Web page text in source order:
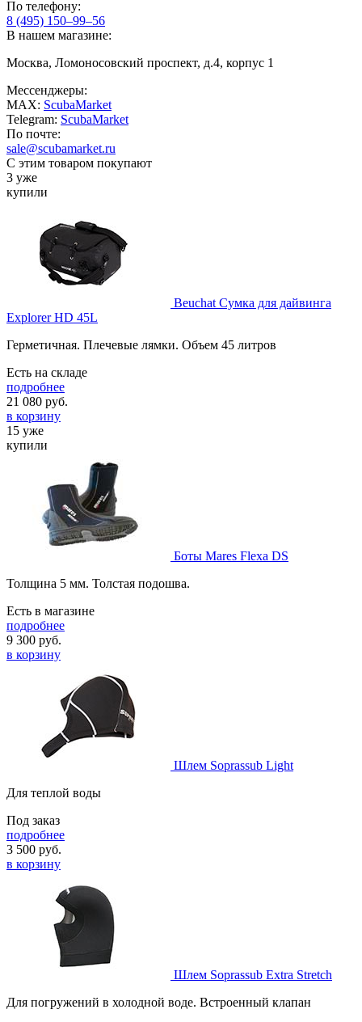
По телефону:
8 (495) 150–99–56
В нашем магазине:
Москва, Ломоносовский проспект, д.4, корпус 1
Мессенджеры:
MAX: ScubaMarket
Telegram: ScubaMarket
По почте:
sale@scubamarket.ru
С этим товаром покупают
3 уже
купили
Beuchat Сумка для дайвинга
Explorer HD 45L
Герметичная. Плечевые лямки. Объем 45 литров
Есть на складе
подробнее
21 080 руб.
в корзину
15 уже
купили
Боты Mares Flexa DS
Толщина 5 мм. Толстая подошва.
Есть в магазине
подробнее
9 300 руб.
в корзину
Шлем Soprassub Light
Для теплой воды
Под заказ
подробнее
3 500 руб.
в корзину
Шлем Soprassub Extra Stretch
Для погружений в холодной воде. Встроенный клапан